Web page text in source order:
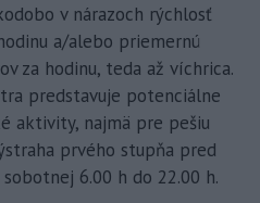
v nárazoch rýchlosť
a/alebo priemernú
za hodinu, teda až víchrica.
predstavuje potenciálne
aktivity, najmä pre pešiu
prvého stupňa pred
6.00 h do 22.00 h.